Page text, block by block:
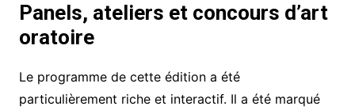
Panels, ateliers et concours d’art
oratoire
Le programme de cette édition a été
particulièrement riche et interactif. Il a été marqué